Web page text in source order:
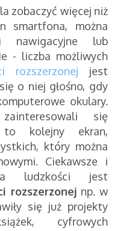
zobaczyć więcej niż
smartfona, można
nawigacyjne lub
- liczba możliwych
rozszerzonej jest
o niej głośno, gdy
okulary.
się
to kolejny ekran,
który można
Ciekawsze i
ludzkości jest
rozszerzonej np. w
się już projekty
cyfrowych